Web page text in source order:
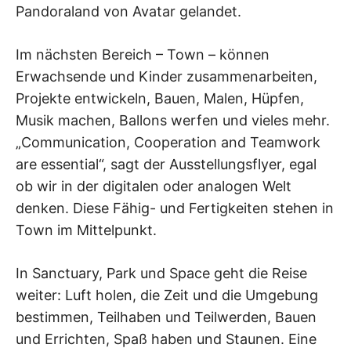
Pandoraland von Avatar gelandet.
Im nächsten Bereich – Town – können
Erwachsende und Kinder zusammenarbeiten,
Projekte entwickeln, Bauen, Malen, Hüpfen,
Musik machen, Ballons werfen und vieles mehr.
„Communication, Cooperation and Teamwork
are essential“, sagt der Ausstellungsflyer, egal
ob wir in der digitalen oder analogen Welt
denken. Diese Fähig- und Fertigkeiten stehen in
Town im Mittelpunkt.
In Sanctuary, Park und Space geht die Reise
weiter: Luft holen, die Zeit und die Umgebung
bestimmen, Teilhaben und Teilwerden, Bauen
und Errichten, Spaß haben und Staunen. Eine